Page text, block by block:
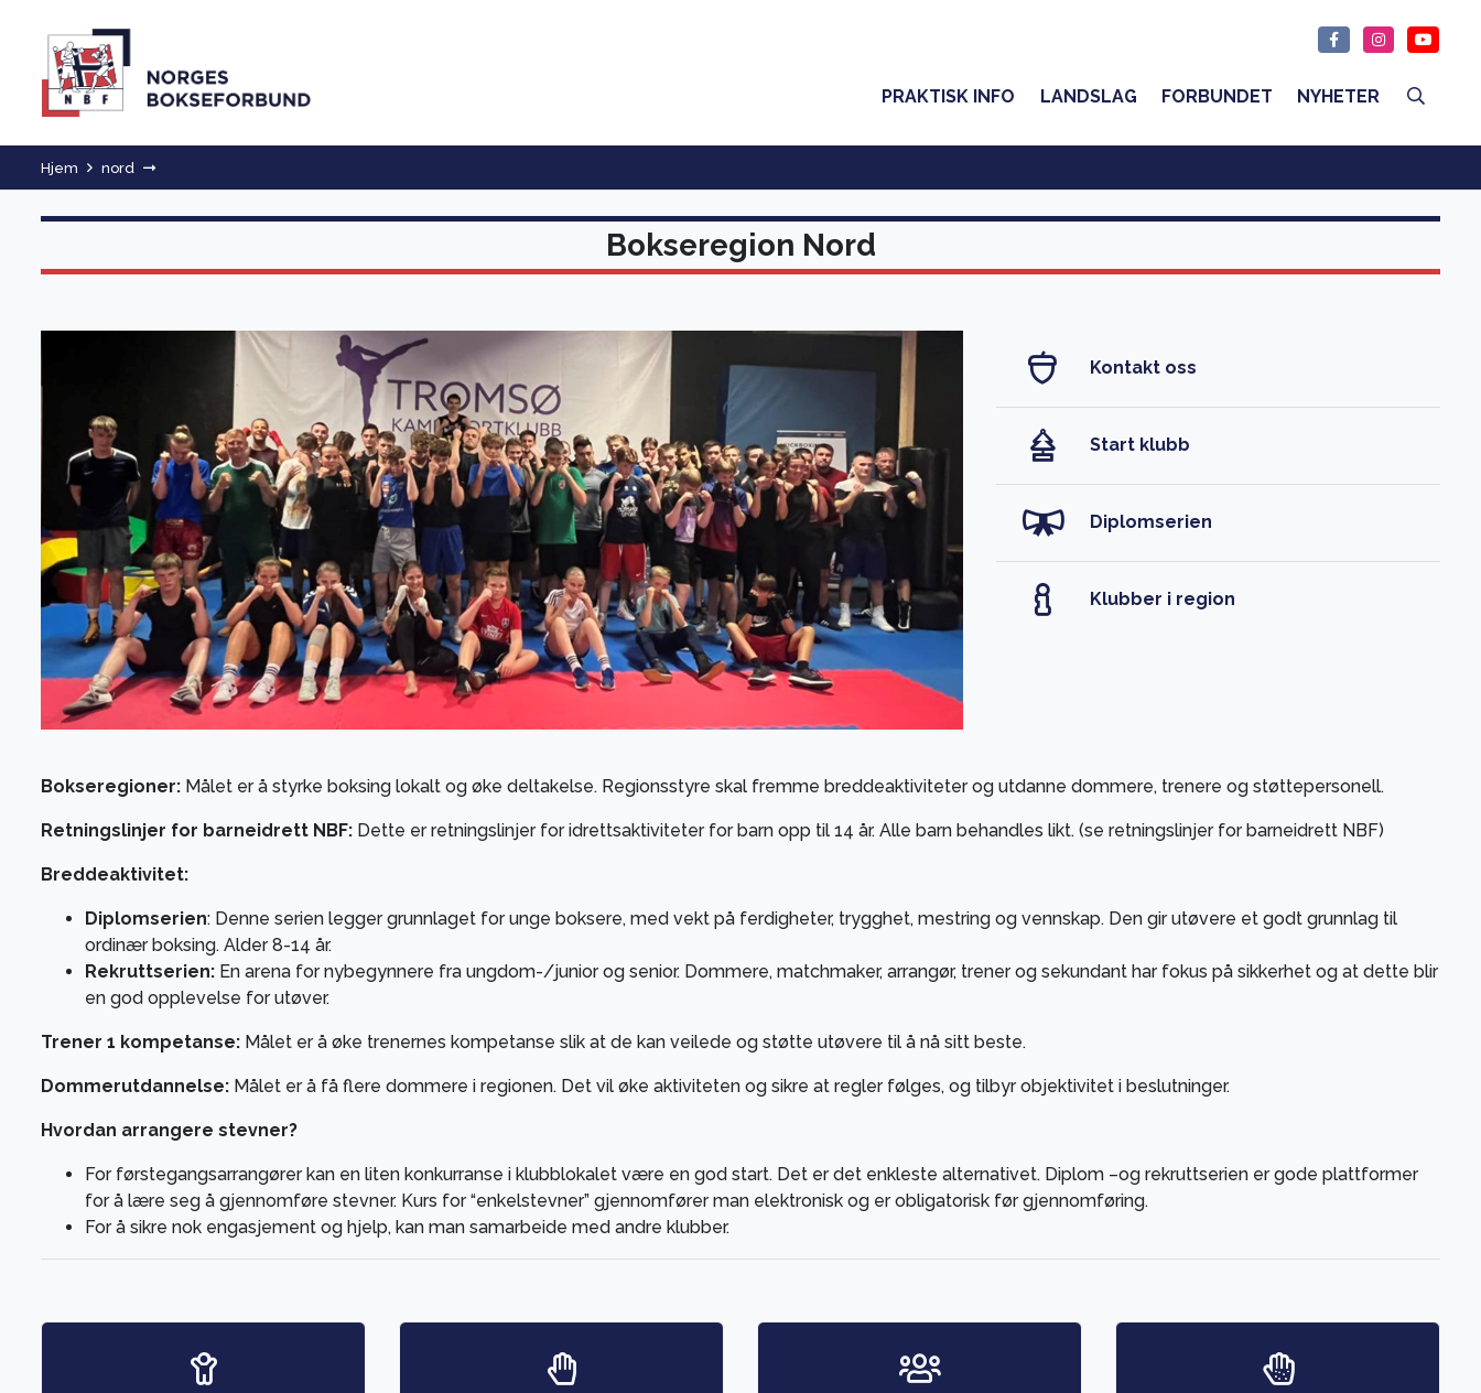
PRAKTISK INFO LANDSLAG FORBUNDET NYHETER
Hjem nord
Bokseregion Nord
Kontakt oss
Start klubb
Diplomserien
Klubber i region
Bokseregioner: Målet er å styrke boksing lokalt og øke deltakelse. Regionsstyre skal fremme breddeaktiviteter og utdanne dommere, trenere og støttepersonell.
Retningslinjer for barneidrett NBF: Dette er retningslinjer for idrettsaktiviteter for barn opp til 14 år. Alle barn behandles likt. (se retningslinjer for barneidrett NBF)
Breddeaktivitet:
Diplomserien: Denne serien legger grunnlaget for unge boksere, med vekt på ferdigheter, trygghet, mestring og vennskap. Den gir utøvere et godt grunnlag til
ordinær boksing. Alder 8-14 år.
Rekruttserien: En arena for nybegynnere fra ungdom-/junior og senior. Dommere, matchmaker, arrangør, trener og sekundant har fokus på sikkerhet og at dette blir
en god opplevelse for utøver.
Trener 1 kompetanse: Målet er å øke trenernes kompetanse slik at de kan veilede og støtte utøvere til å nå sitt beste.
Dommerutdannelse: Målet er å få flere dommere i regionen. Det vil øke aktiviteten og sikre at regler følges, og tilbyr objektivitet i beslutninger.
Hvordan arrangere stevner?
For førstegangsarrangører kan en liten konkurranse i klubblokalet være en god start. Det er det enkleste alternativet. Diplom –og rekruttserien er gode plattformer
for å lære seg å gjennomføre stevner. Kurs for “enkelstevner” gjennomfører man elektronisk og er obligatorisk før gjennomføring.
For å sikre nok engasjement og hjelp, kan man samarbeide med andre klubber.